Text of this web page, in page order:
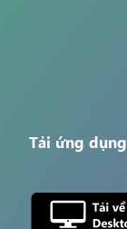
Tải ứng dụng